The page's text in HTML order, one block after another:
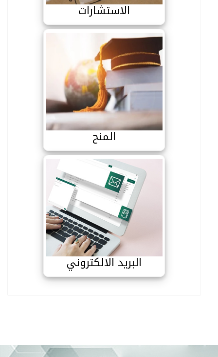
الاستشارات
المنح
المنح
البريد الالكتروني
البريد الالكتروني